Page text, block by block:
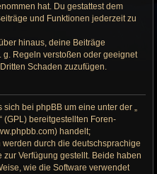
hat. Du gestattest dem
und Funktionen jederzeit zu
hinaus, deine Beiträge
Regeln verstoßen oder geeignet
Schaden zuzufügen.
sich bei phpBB um eine unter der „
“ (GPL) bereitgestellten Foren-
handelt;
durch die deutschsprachige
Verfügung gestellt. Beide haben
wie die Software verwendet